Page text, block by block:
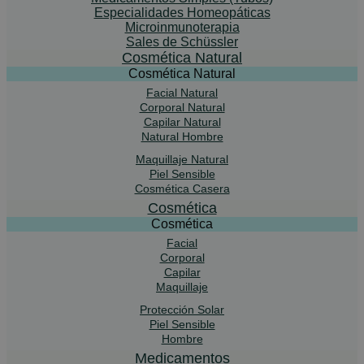
Especialidades Homeopáticas
Microinmunoterapia
Sales de Schüssler
Cosmética Natural
Cosmética Natural
Facial Natural
Corporal Natural
Capilar Natural
Natural Hombre
Maquillaje Natural
Piel Sensible
Cosmética Casera
Cosmética
Cosmética
Facial
Corporal
Capilar
Maquillaje
Protección Solar
Piel Sensible
Hombre
Medicamentos